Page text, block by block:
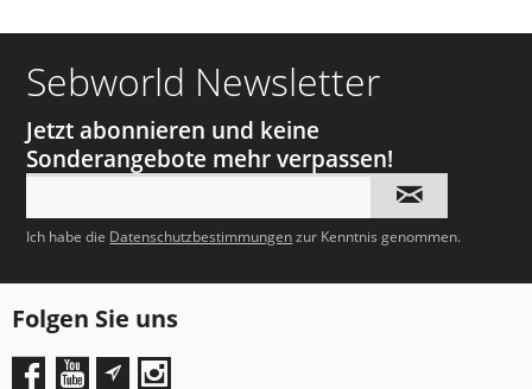
Sebworld Newsletter
Jetzt abonnieren und keine
Sonderangebote mehr verpassen!
Ich habe die Datenschutzbestimmungenzur Kenntnis genommen.
Folgen Sie uns